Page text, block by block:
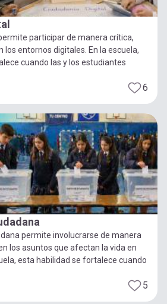
participar de manera crítica,
los entornos digitales. En la escuela,
cuando las y los estudiantes
6
permite involucrarse de manera
los asuntos que afectan la vida en
esta habilidad se fortalece cuando
5